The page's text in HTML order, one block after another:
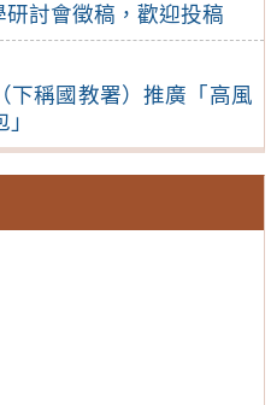
討會徵稿，歡迎投稿
下稱國教署）推廣「高風